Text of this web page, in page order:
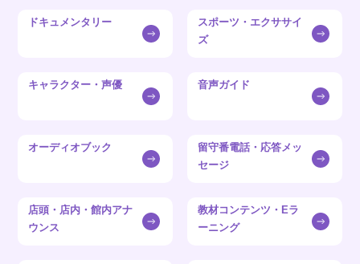
ドキュメンタリー
スポーツ・エクササイ
ズ
キャラクター・声優 音声ガイド
オーディオブック
留守番電話・応答メッ
セージ
店頭・店内・館内アナ
ウンス
教材コンテンツ・Eラ
ーニング